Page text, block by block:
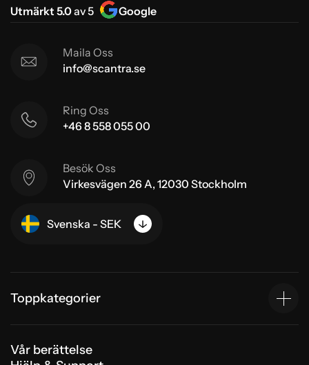
Utmärkt 5.0av 5 Google
Maila Oss
info@scantra.se
Ring Oss
+46 8 558 055 00
Besök Oss
Virkesvägen 26 A, 12030 Stockholm
Svenska - SEK
Toppkategorier
Vår berättelse